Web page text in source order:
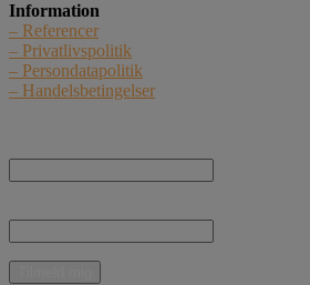
Information
– Referencer
– Privatlivspolitik
– Persondatapolitik
– Handelsbetingelser